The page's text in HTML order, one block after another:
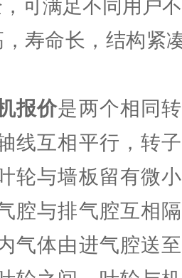
可满足不同用户
寿命长，结构紧
报价是两个相同
线互相平行，转
轮与墙板留有微
腔与排气腔互相
气体由进气腔送